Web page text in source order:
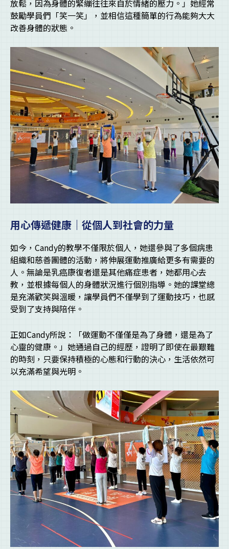
放鬆，因為身體的緊繃往往來自於情緒的壓力。」她經常
鼓勵學員們「笑一笑」，並相信這種簡單的行為能夠大大
改善身體的狀態。
用心傳遞健康｜從個人到社會的力量
如今，Candy的教學不僅限於個人，她還參與了多個病患
組織和慈善團體的活動，將伸展運動推廣給更多有需要的
人。無論是乳癌康復者還是其他痛症患者，她都用心去
教，並根據每個人的身體狀況進行個別指導。她的課堂總
是充滿歡笑與溫暖，讓學員們不僅學到了運動技巧，也感
受到了支持與陪伴。
正如Candy所說：「做運動不僅僅是為了身體，還是為了
心靈的健康。」她通過自己的經歷，證明了即使在最艱難
的時刻，只要保持積極的心態和行動的決心，生活依然可
以充滿希望與光明。